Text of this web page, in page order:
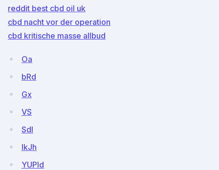
reddit best cbd oil uk
cbd nacht vor der operation
cbd kritische masse allbud
Oa
bRd
Gx
VS
Sdl
lkJh
YUPId